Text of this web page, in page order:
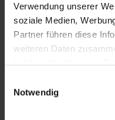
Verwendung unserer
soziale Medien,
Partner führen diese
weiteren Daten
haben oder die sie im
Notwendig
Direkt zum
--> Gewerbe
--> Gewerbe
--> Gewerbe